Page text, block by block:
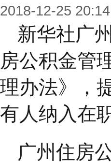
2018-12-25
新华社广
房公积金管
理办法》，
有人纳入在
广州住房